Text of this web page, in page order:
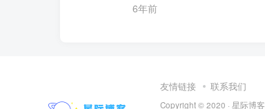
6年前
友情链接 联系我们
Copyright © 2020 · 星际博客